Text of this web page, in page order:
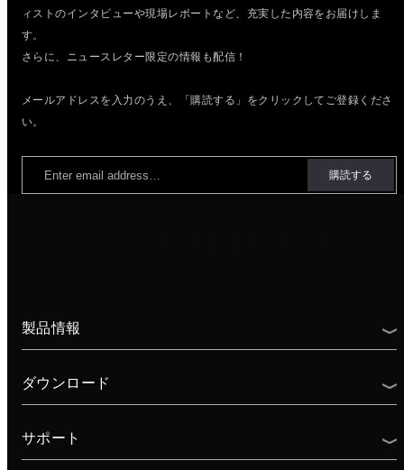
ィストのインタビューや現場レポートなど、充実した内容をお届けしま
す。
さらに、ニュースレター限定の情報も配信！
メールアドレスを入力のうえ、「購読する」をクリックしてご登録くださ
い。
製品情報
ダウンロード
サポート